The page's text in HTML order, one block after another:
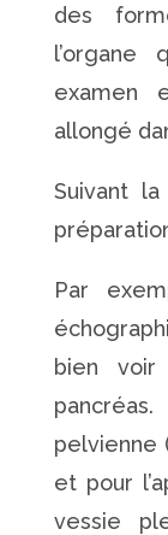
des
l’organe
examen
allongé
Suivant la
Par
bien
pelvienne
et pour
vessie